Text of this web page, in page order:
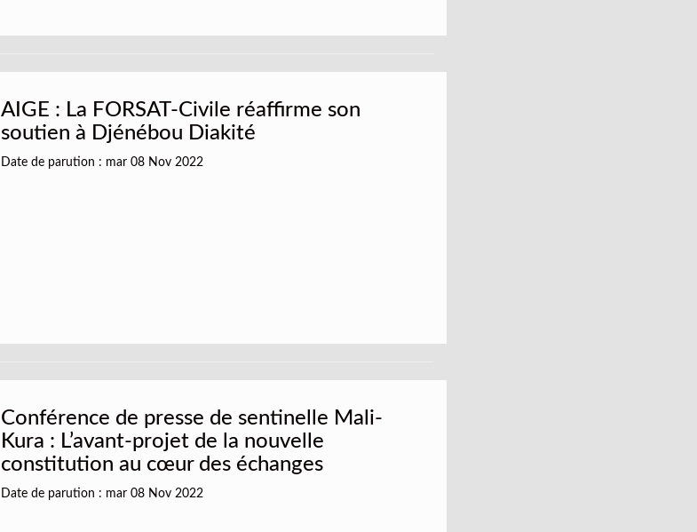
AIGE : La FORSAT-Civile réaffirme son
soutien à Djénébou Diakité
Date de parution : mar 08 Nov 2022
Conférence de presse de sentinelle Mali-
Kura : L’avant-projet de la nouvelle
constitution au cœur des échanges
Date de parution : mar 08 Nov 2022